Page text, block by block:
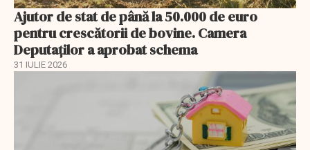
Ajutor de stat de până la 50.000 de euro
pentru crescătorii de bovine. Camera
Deputaților a aprobat schema
31 IULIE 2026